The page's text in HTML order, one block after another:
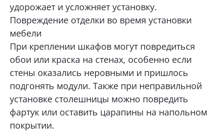
удорожает и усложняет установку.
Повреждение отделки во время установки
мебели
При креплении шкафов могут повредиться
обои или краска на стенах, особенно если
стены оказались неровными и пришлось
подгонять модули. Также при неправильной
установке столешницы можно повредить
фартук или оставить царапины на напольном
покрытии.